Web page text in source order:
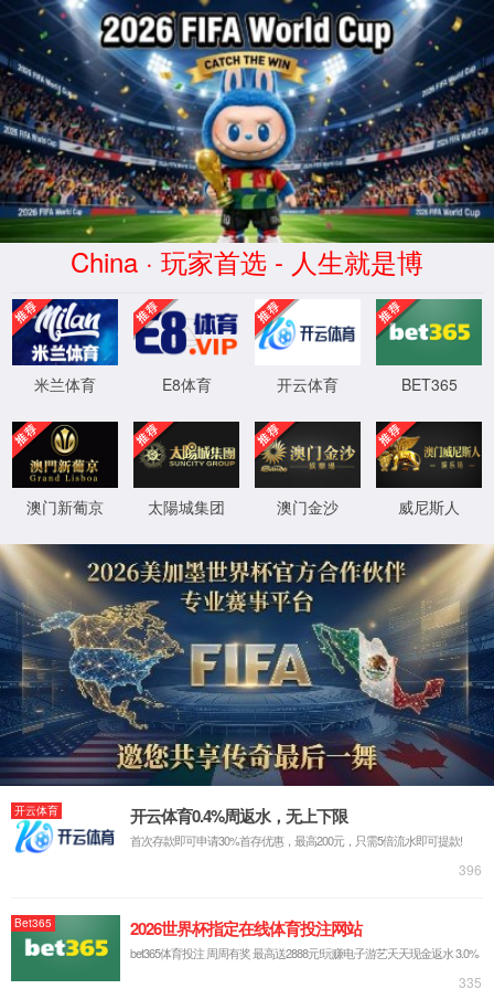
拉斯维加斯(Macau)股份有限公
司-Official website
4 4
您访问的页面去别的星球了
秒后返回主页